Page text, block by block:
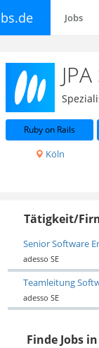
Jobs
Ruby on Rails
Köln
Tätigkeit/
Senior Software
adesso SE
Teamleitung
adesso SE
Finde Jobs